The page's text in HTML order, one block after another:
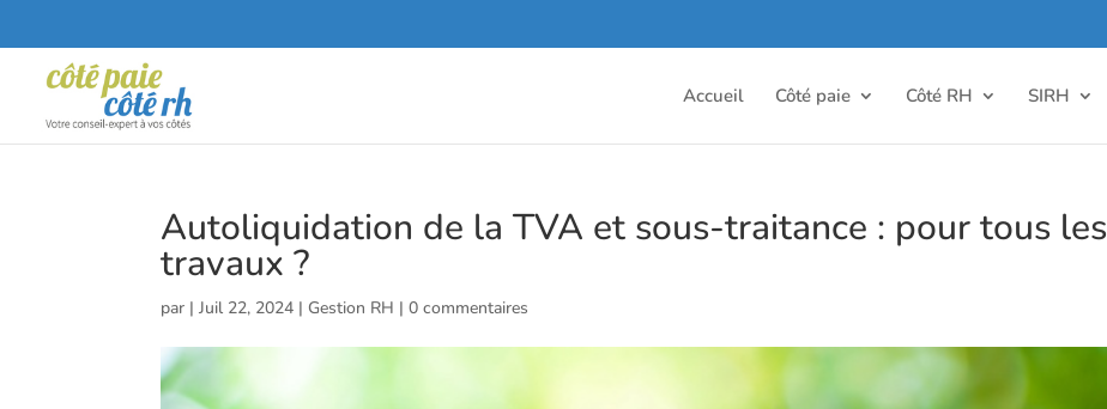
Accueil Côté paie Côté RH SIRH
Autoliquidation de la TVA et sous-traitance : pour tous les
travaux ?
par |Juil 22, 2024 | Gestion RH |0 commentaires